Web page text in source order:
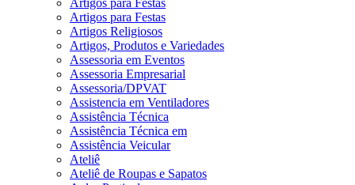
Artigos para Festas
Artigos para Festas
Artigos Religiosos
Artigos, Produtos e Variedades
Assessoria em Eventos
Assessoria Empresarial
Assessoria/DPVAT
Assistencia em Ventiladores
Assistência Técnica
Assistência Técnica em
Assistência Veicular
Ateliê
Ateliê de Roupas e Sapatos